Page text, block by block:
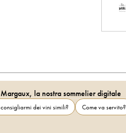
la nostra sommelier digitale
consigliarmi dei vini simili? Come va servito?